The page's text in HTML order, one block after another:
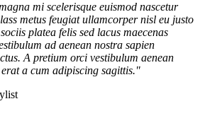
mi scelerisque euismod nascetur
metus feugiat ullamcorper nisl eu justo
platea felis sed lacus maecenas
ad aenean nostra sapien
A pretium orci vestibulum aenean
a cum adipiscing sagittis."